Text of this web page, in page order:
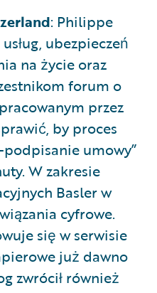
: Philippe
ubezpieczeń
na życie oraz
forum o
przez
by proces
umowy”
W zakresie
Basler w
cyfrowe.
się w serwisie
już dawno
zwrócił również